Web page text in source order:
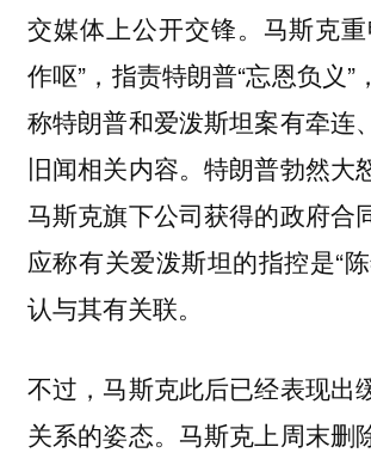
交媒体上公开交锋。马斯克重
作呕”，指责特朗普“忘恩负义”
称特朗普和爱泼斯坦案有牵连
旧闻相关内容。特朗普勃然大
马斯克旗下公司获得的政府合
应称有关爱泼斯坦的指控是“
认与其有关联。
不过，马斯克此后已经表现出
关系的姿态。马斯克上周末删